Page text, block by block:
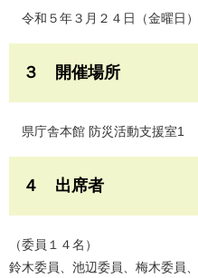
令和５年３月２４日（金曜日
３ 開催場所
県庁舎本館 防災活動支援室1
４ 出席者
（委員１４名）
鈴木委員、池辺委員、梅木委員